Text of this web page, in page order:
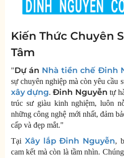
Kiến Thức Chuyên
Tâm
"Dự án Nhà tiền chế Đinh
sự chuyên nghiệp mà còn yêu cầu
xây dựng.Đinh Nguyễn tự
trúc sư giàu kinh nghiệm, luôn
những công nghệ mới nhất, đảm
cấp và đẹp mắt."
Tại Xây lắp Đinh Nguyễn,
cam kết mà còn là tầm nhìn.